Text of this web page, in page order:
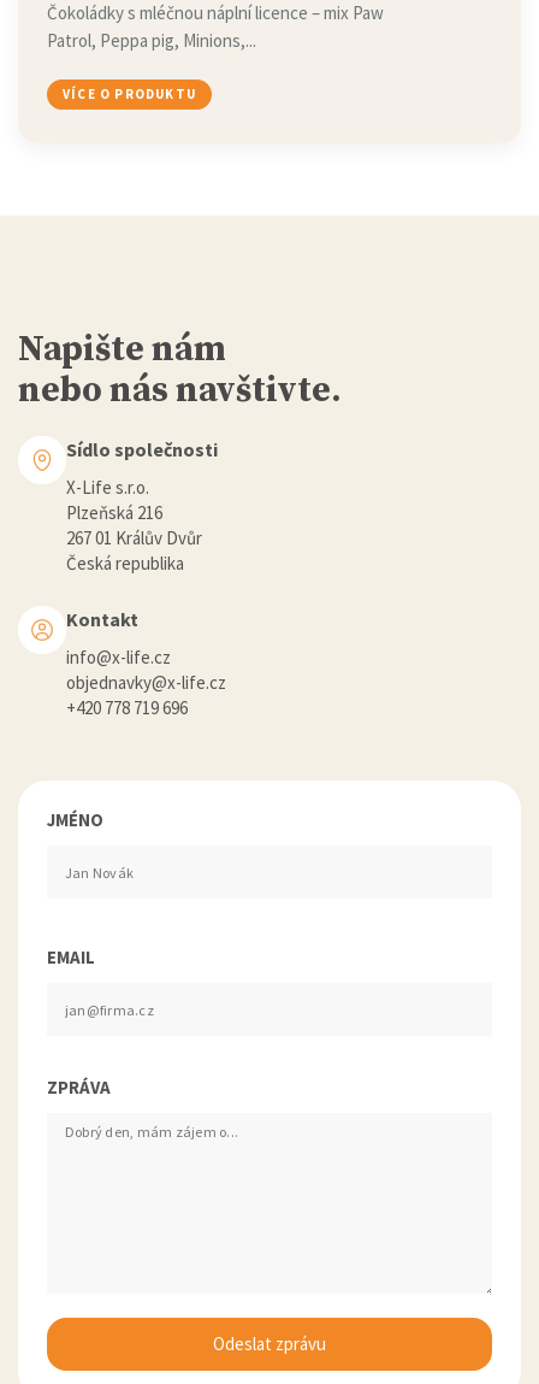
Čokoládky s mléčnou náplní licence – mix Paw
Patrol, Peppa pig, Minions,...
VÍCE O PRODUKTU
Napište nám
nebo nás navštivte.
Sídlo společnosti
X-Life s.r.o.
Plzeňská 216
267 01 Králův Dvůr
Česká republika
Kontakt
info@x-life.cz
objednavky@x-life.cz
+420 778 719 696
JMÉNO
EMAIL
ZPRÁVA